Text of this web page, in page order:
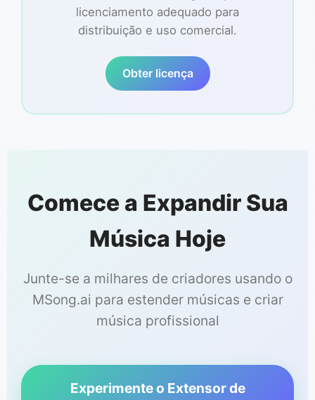
licenciamento adequado para
distribuição e uso comercial.
Obter licença
Comece a Expandir Sua
Música Hoje
Junte-se a milhares de criadores usando o
MSong.ai para estender músicas e criar
música profissional
Experimente o Extensor de